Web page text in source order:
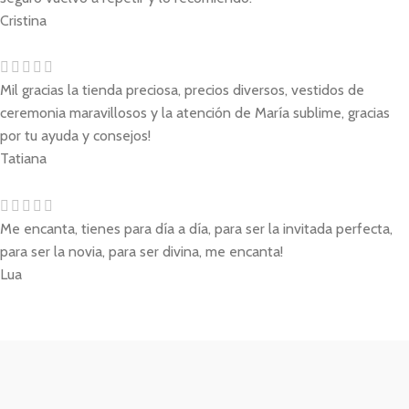
Cristina
Mil gracias la tienda preciosa, precios diversos, vestidos de
ceremonia maravillosos y la atención de María sublime, gracias
por tu ayuda y consejos!
Tatiana
Me encanta, tienes para día a día, para ser la invitada perfecta,
para ser la novia, para ser divina, me encanta!
Lua